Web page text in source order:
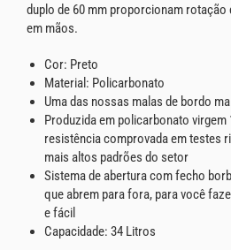
duplo de 60 mm proporcionam rotação
em mãos.
Cor: Preto
Material: Policarbonato
Uma das nossas malas de bordo
Produzida em policarbonato virgem
resistência comprovada em testes
mais altos padrões do setor
Sistema de abertura com fecho
que abrem para fora, para você
e fácil
Capacidade: 34 Litros